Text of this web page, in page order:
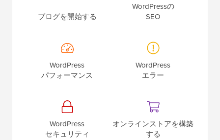
ブログを開始する
WordPressの
SEO
WordPress
パフォーマンス
WordPress
エラー
WordPress
セキュリティ
オンラインストアを構築
する